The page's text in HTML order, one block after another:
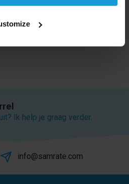
kredietcheck uit een ander
bekijk dan ons
Ik help je graag verder.
info@samrate.com